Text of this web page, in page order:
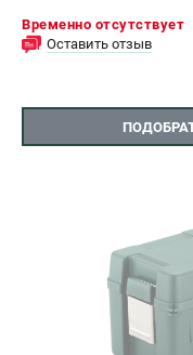
Временно отсутствует
Оставить отзыв